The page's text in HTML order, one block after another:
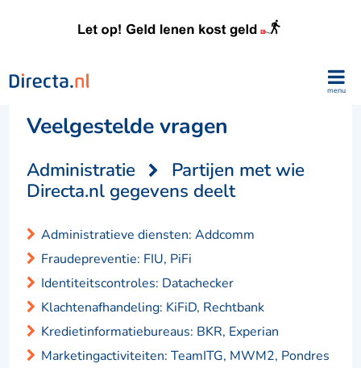
menu
Veelgestelde vragen
Administratie
Partijen met wie
Directa.nl gegevens deelt
Administratieve diensten: Addcomm
Fraudepreventie: FIU, PiFi
Identiteitscontroles: Datachecker
Klachtenafhandeling: KiFiD, Rechtbank
Kredietinformatiebureaus: BKR, Experian
Marketingactiviteiten: TeamITG, MWM2, Pondres